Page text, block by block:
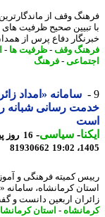
وقف از ماندگارترین
صحیح ظرفیت های آن
دفاع پرس از همدان،
وقف-ظرفیت ها-
-فرهنگ
سامانه «امداد زائر»
رسانی شبانه روزی
-سیاسی-
81930662
کمیته فرهنگی و
کرمانشاه، سامانه
اربعین دانست و گفت: -
-استان کرمانشاه-